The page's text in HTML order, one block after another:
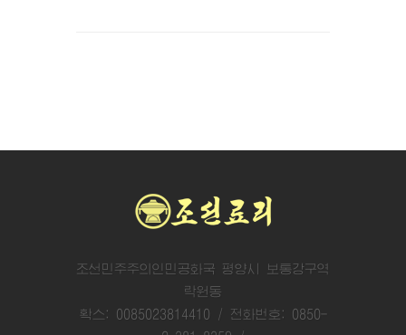
조선민주주의인민공화국 평양시 보통강구역
락원동
확스: 0085023814410 / 전화번호: 0850-